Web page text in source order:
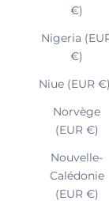
€)
Nigeria
€)
Niue (EUR €)
Norvège
(EUR €)
Nouvelle-
Calédonie
(EUR €)